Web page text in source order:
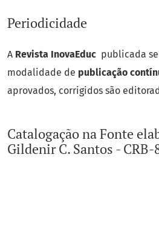
Periodicidade
A Revista InovaEduc publicada
modalidade de publicação
aprovados, corrigidos são
Catalogação na Fonte
Gildenir C. Santos -